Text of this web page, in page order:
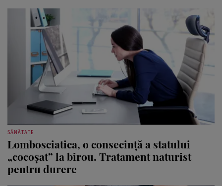
SĂNĂTATE
Lombosciatica, o consecință a statului
„cocoșat” la birou. Tratament naturist
pentru durere